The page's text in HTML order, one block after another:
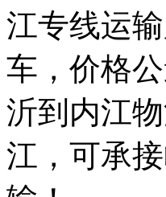
江专线运
车，价格
沂到内江
江，可承